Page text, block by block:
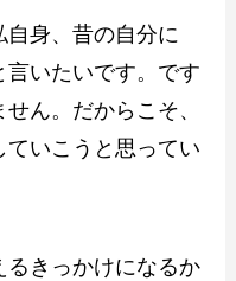
自身、昔の自分に
言いたいです。です
ん。だからこそ、
ていこうと思ってい
るきっかけになるか